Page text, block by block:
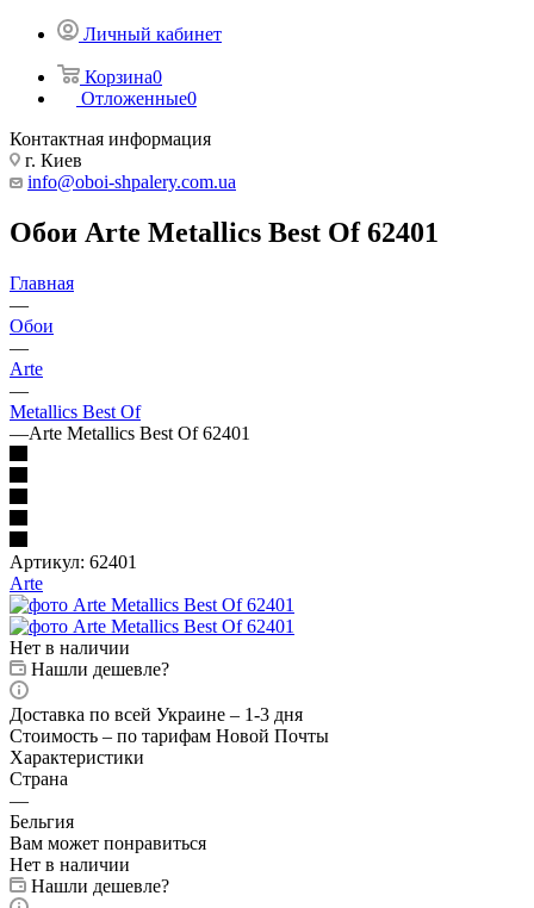
Личный кабинет
Корзина0
Отложенные0
Контактная информация
г. Киев
info@oboi-shpalery.com.ua
Обои Arte Metallics Best Of 62401
Главная
—
Обои
—
Arte
—
Metallics Best Of
—Arte Metallics Best Of 62401
Артикул: 62401
Arte
Нет в наличии
Нашли дешевле?
Доставка по всей Украине – 1-3 дня
Стоимость – по тарифам Новой Почты
Характеристики
Страна
—
Бельгия
Вам может понравиться
Нет в наличии
Нашли дешевле?